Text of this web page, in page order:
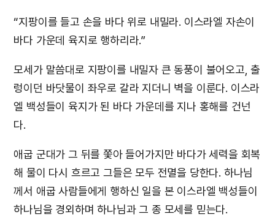
“지팡이를 들고 손을 바다 위로 내밀라. 이스라엘 자손이
바다 가운데 육지로 행하리라.”
모세가 말씀대로 지팡이를 내밀자 큰 동풍이 불어오고, 출
렁이던 바닷물이 좌우로 갈라 지더니 벽을 이룬다. 이스라
엘 백성들이 육지가 된 바다 가운데를 지나 홍해를 건넌
다.
애굽 군대가 그 뒤를 쫓아 들어가지만 바다가 세력을 회복
해 물이 다시 흐르고 그들은 모두 전멸을 당한다. 하나님
께서 애굽 사람들에게 행하신 일을 본 이스라엘 백성들이
하나님을 경외하며 하나님과 그 종 모세를 믿는다.